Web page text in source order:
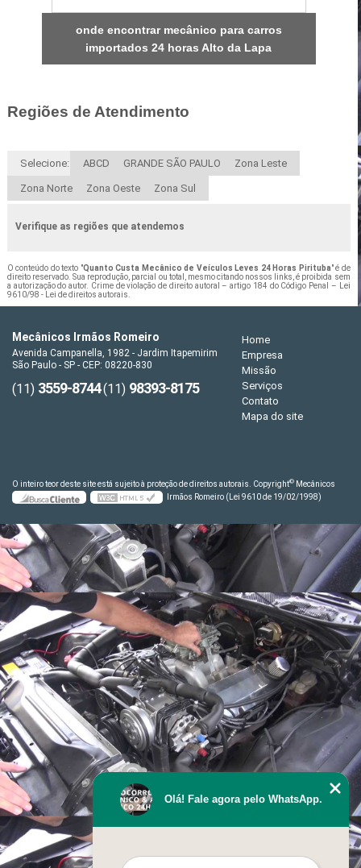
onde encontrar mecânico para carros
importados 24 horas Alto da Lapa
Regiões de Atendimento
Selecione: ABCD GRANDE SÃO PAULO Zona Leste
Zona Norte Zona Oeste Zona Sul
Verifique as regiões que atendemos
O conteúdo do texto "Quanto Custa Mecânico de Veículos Leves 24 Horas Pirituba" é de
direito reservado. Sua reprodução, parcial ou total, mesmo citando nossos links, é proibida sem
a autorização do autor. Crime de violação de direito autoral – artigo 184 do Código Penal – Lei
9610/98 - Lei de direitos autorais.
Mecânicos Irmãos Romeiro
Avenida Campanella, 1982 - Jardim Itapemirim
São Paulo - SP - CEP: 08220-830
(11) 3559-8744(11) 98393-8175
Home
Empresa
Missão
Serviços
Contato
Mapa do site
O inteiro teor deste site está sujeito à proteção de direitos autorais. Copyright© Mecânicos
Irmãos Romeiro (Lei 9610 de 19/02/1998)
Olá! Fale agora pelo WhatsApp.